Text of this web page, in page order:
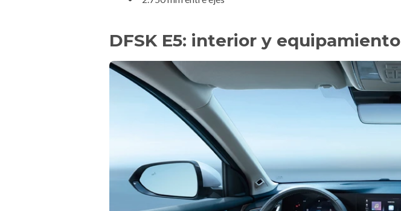
DFSK E5: interior y equipamiento